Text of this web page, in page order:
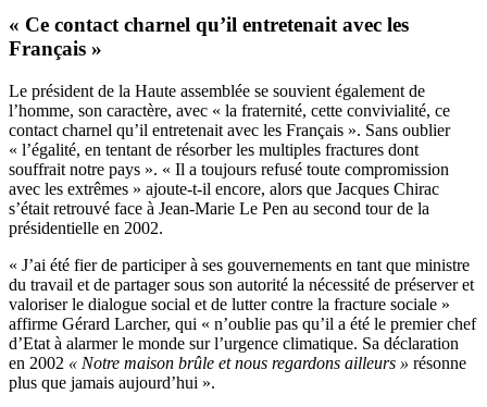
« Ce contact charnel qu’il entretenait avec les
Français »
Le président de la Haute assemblée se souvient également de
l’homme, son caractère, avec « la fraternité, cette convivialité, ce
contact charnel qu’il entretenait avec les Français ». Sans oublier
« l’égalité, en tentant de résorber les multiples fractures dont
souffrait notre pays ». « Il a toujours refusé toute compromission
avec les extrêmes » ajoute-t-il encore, alors que Jacques Chirac
s’était retrouvé face à Jean-Marie Le Pen au second tour de la
présidentielle en 2002.
« J’ai été fier de participer à ses gouvernements en tant que ministre
du travail et de partager sous son autorité la nécessité de préserver et
valoriser le dialogue social et de lutter contre la fracture sociale »
affirme Gérard Larcher, qui « n’oublie pas qu’il a été le premier chef
d’Etat à alarmer le monde sur l’urgence climatique. Sa déclaration
en 2002 « Notre maison brûle et nous regardons ailleurs » résonne
plus que jamais aujourd’hui ».